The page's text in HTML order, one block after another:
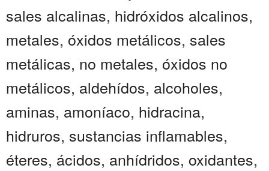
sales alcalinas, hidróxidos alcalinos,
metales, óxidos metálicos, sales
metálicas, no metales, óxidos no
metálicos, aldehídos, alcoholes,
aminas, amoníaco, hidracina,
hidruros, sustancias inflamables,
éteres, ácidos, anhídridos, oxidantes,